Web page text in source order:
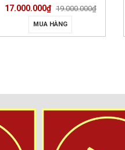
17.000.000₫ 19.000.000₫
MUA HÀNG